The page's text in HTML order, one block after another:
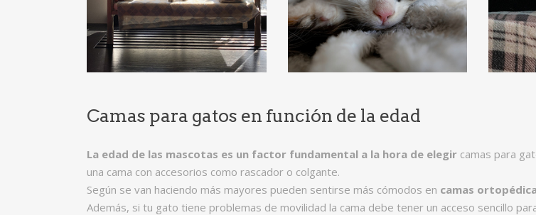
Camas para gatos en función de la edad
La edad de las mascotas es un factor fundamental a la hora de elegir camas para
una cama con accesorios como rascador o colgante.
Según se van haciendo más mayores pueden sentirse más cómodos en camas
Además, si tu gato tiene problemas de movilidad la cama debe tener un acceso sencillo